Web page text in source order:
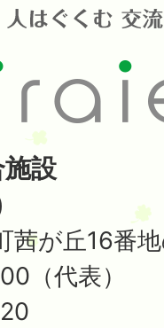
設
茜が丘16番
（代表）